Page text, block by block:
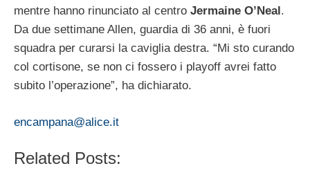
mentre hanno rinunciato al centro Jermaine O’Neal .
Da due settimane Allen, guardia di 36 anni, è fuori
squadra per curarsi la caviglia destra. “Mi sto curando
col cortisone, se non ci fossero i playoff avrei fatto
subito l’operazione”, ha dichiarato.
encampana@alice.it
Related Posts: